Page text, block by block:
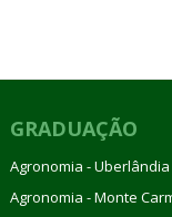
GRADUAÇÃO
Agronomia - Uberlândia
Agronomia - Monte